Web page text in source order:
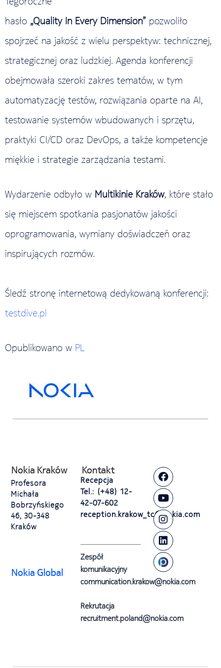
hasło „Quality In Every Dimension” pozwoliło
spojrzeć na jakość z wielu perspektyw: technicznej,
strategicznej oraz ludzkiej. Agenda konferencji
obejmowała szeroki zakres tematów, w tym
automatyzację testów, rozwiązania oparte na AI,
testowanie systemów wbudowanych i sprzętu,
praktyki CI/CD oraz DevOps, a także kompetencje
miękkie i strategie zarządzania testami.
Wydarzenie odbyło w Multikinie Kraków, które stało
się miejscem spotkania pasjonatów jakości
oprogramowania, wymiany doświadczeń oraz
inspirujących rozmów.
Śledź stronę internetową dedykowaną konferencji:
testdive.pl
Opublikowano w PL
Nokia Kraków
Profesora
Michała
Bobrzyńskiego
46, 30-348
Kraków
Nokia Global
Kontakt
Recepcja
Tel.: (+48) 12-
42-07-602
reception.krakow_tc@nokia.com
Zespół
komunikacyjny
communication.krakow@nokia.com
Rekrutacja
recruitment.poland@nokia.com